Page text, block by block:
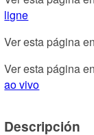
ligne
Ver esta página
Ver esta página
ao vivo
Descripción